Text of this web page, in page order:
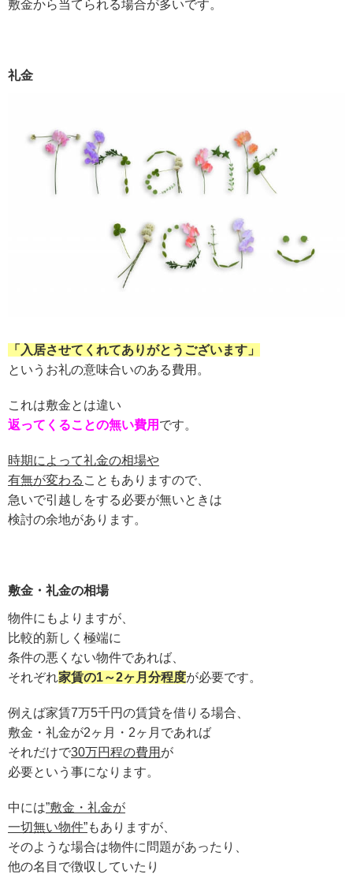
敷金から当てられる場合が多いです。
礼金
「入居させてくれてありがとうございます」
というお礼の意味合いのある費用。
これは敷金とは違い
返ってくることの無い費用 です。
時期によって礼金の相場や
有無が変わる こともありますので、
急いで引越しをする必要が無いときは
検討の余地があります。
敷金・礼金の相場
物件にもよりますが、
比較的新しく極端に
条件の悪くない物件であれば、
それぞれ家賃の1～2ヶ月分程度が必要です。
例えば家賃7万5千円の賃貸を借りる場合、
敷金・礼金が2ヶ月・2ヶ月であれば
それだけで30万円程の費用 が
必要という事になります。
中には”敷金・礼金が
一切無い物件”もありますが、
そのような場合は物件に問題があったり、
他の名目で徴収していたり